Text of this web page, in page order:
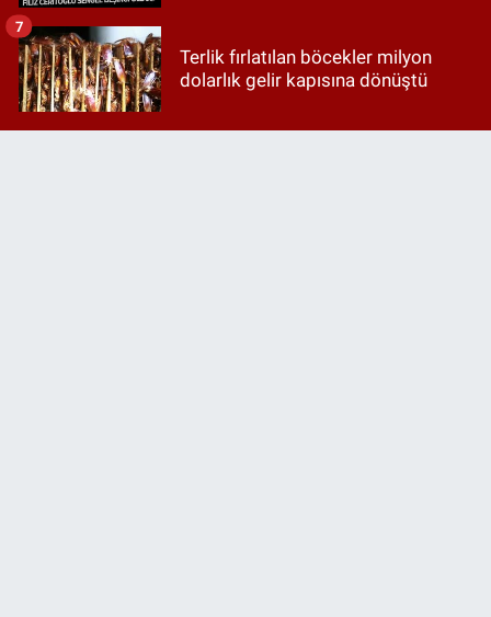
Terlik fırlatılan böcekler milyon
dolarlık gelir kapısına dönüştü
7